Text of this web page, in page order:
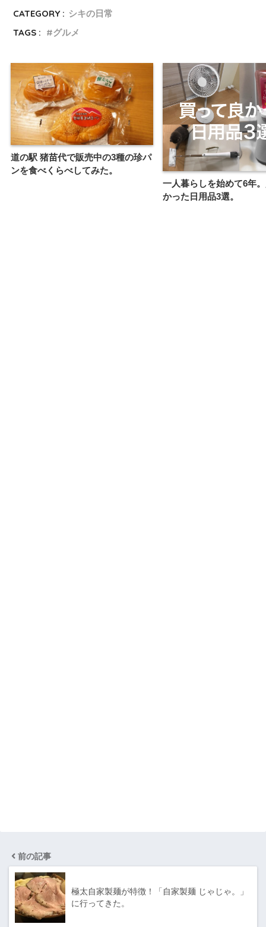
CATEGORY : シキの日常
TAGS :
グルメ
道の駅 猪苗代で販売中の3種の珍パ
ンを食べくらべしてみた。
一人暮らしを始めて6年
かった日用品3選。
前の記事
極太自家製麺が特徴！「自家製麺 じゃじゃ。」
に行ってきた。